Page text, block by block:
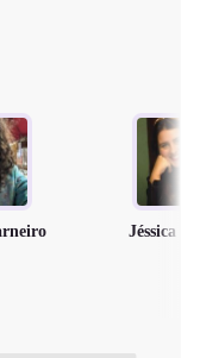
Jéssica